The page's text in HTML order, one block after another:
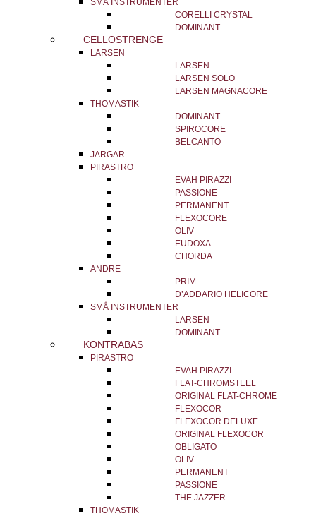
SMÅ INSTRUMENTER
CORELLI CRYSTAL
DOMINANT
CELLOSTRENGE
LARSEN
LARSEN
LARSEN SOLO
LARSEN MAGNACORE
THOMASTIK
DOMINANT
SPIROCORE
BELCANTO
JARGAR
PIRASTRO
EVAH PIRAZZI
PASSIONE
PERMANENT
FLEXOCORE
OLIV
EUDOXA
CHORDA
ANDRE
PRIM
D’ADDARIO HELICORE
SMÅ INSTRUMENTER
LARSEN
DOMINANT
KONTRABAS
PIRASTRO
EVAH PIRAZZI
FLAT-CHROMSTEEL
ORIGINAL FLAT-CHROME
FLEXOCOR
FLEXOCOR DELUXE
ORIGINAL FLEXOCOR
OBLIGATO
OLIV
PERMANENT
PASSIONE
THE JAZZER
THOMASTIK